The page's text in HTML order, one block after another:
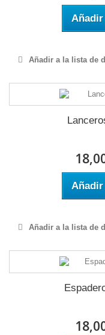
Añadir a la lista de
Añadir a la lista de